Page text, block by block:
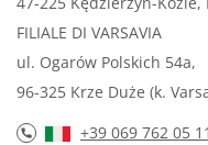
FILIALE DI VARSAVIA
ul. Ogarów Polskich 54a,
96-325 Krze Duże (k.
+39 069 762 05 11